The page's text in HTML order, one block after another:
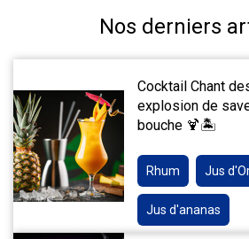
Nos derniers
Cocktail Chant
explosion de
bouche 🍹🏝️
Rhum Jus
Jus d'ananas